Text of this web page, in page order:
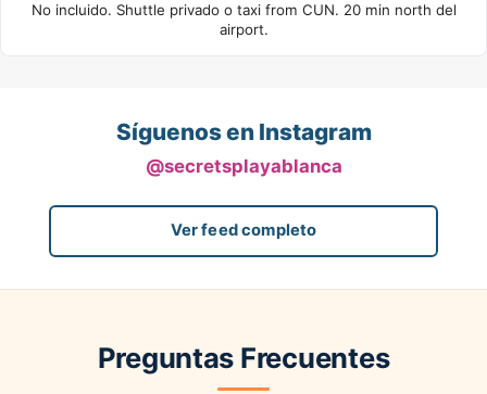
No incluido. Shuttle privado o taxi from CUN. 20 min north del
airport.
Síguenos en Instagram
@secretsplayablanca
Ver feed completo
Preguntas Frecuentes